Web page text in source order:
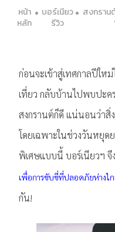
หน้า
หลัก
บอร์เนียว
รีวิว
สงกราน
ก่อนจะเข้าสู่เทศกาลปีให
เที่ยว กลับบ้านไปพบปะค
สงกรานต์ก็ดี แน่นอนว่าสิ่ง
โดยเฉพาะในช่วงวันหยุ
พิเศษแบบนี้ บอร์เนียวฯ จึ
เพื่อการขับขี่ที่ปลอดภัยห่างไ
กัน!